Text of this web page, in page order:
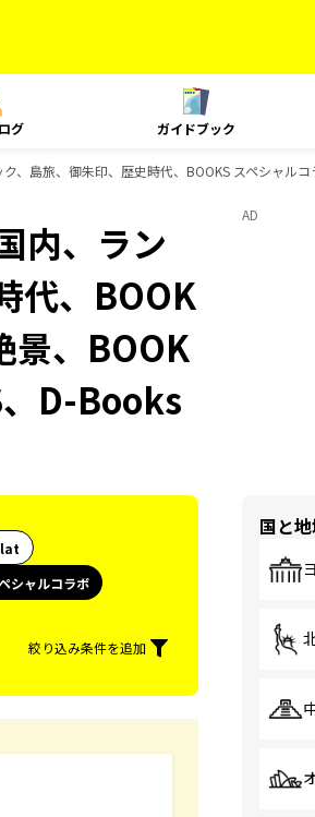
グ ガイドブック
島旅、御朱印、歴史時代、BOOKS スペシャル
内、ラン
代、BOOK
景、BOOK
D-Books
シャルコラボ
絞り込み条件を追加
AD
国と